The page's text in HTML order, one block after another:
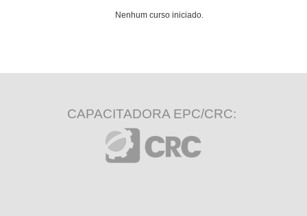
Nenhum curso iniciado.
CAPACITADORA EPC/CRC: